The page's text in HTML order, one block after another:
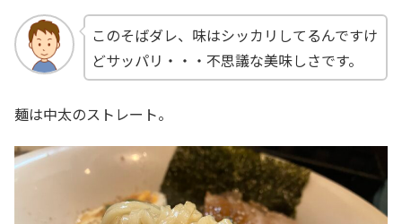
このそばダレ、味はシッカリしてるんですけ
どサッパリ・・・不思議な美味しさです。
麺は中太のストレート。